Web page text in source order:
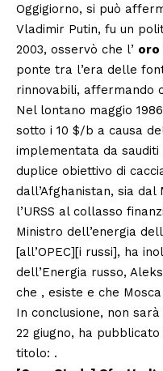
Oggigiorno, si può
Vladimir Putin, fu un
2003, osservò che l’ oro
ponte tra l’era delle
rinnovabili, affermando
Nel lontano maggio
sotto i 10 $/b a causa
implementata da
duplice obiettivo di
dall’Afghanistan, sia
l’URSS al collasso
Ministro dell’energia
[all’OPEC][i russi], ha
dell’Energia russo,
che , esiste e che Mosca
In conclusione, non
22 giugno, ha
titolo: .